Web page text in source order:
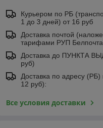
Курьером по РБ
1 до 3 дней) от 16 руб
Доставка почтой
тарифами РУП
Доставка до ПУНКТА
руб)
Доставка по адресу
12 руб):
Все условия доставки